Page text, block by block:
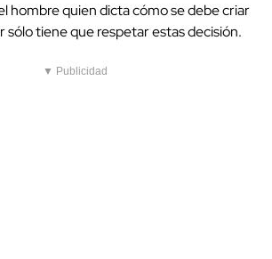
hombre quien dicta cómo se debe criar
sólo tiene que respetar estas decisión.
▼ Publicidad